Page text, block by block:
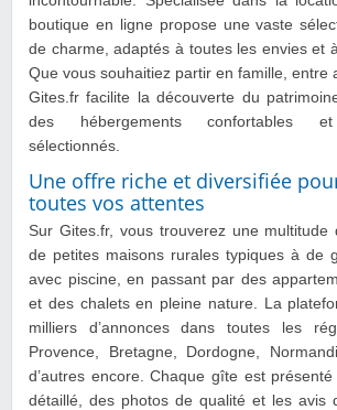
boutique en ligne propose une vaste
de charme, adaptés à toutes les envies et
Que vous souhaitiez partir en famille, entre
Gites.fr facilite la découverte du
des hébergements confortables et
sélectionnés.
Une offre riche et diversifiée
toutes vos attentes
Sur Gites.fr, vous trouverez une multitude
de petites maisons rurales typiques à de
avec piscine, en passant par des
et des chalets en pleine nature. La
milliers d’annonces dans toutes les
Provence, Bretagne, Dordogne,
d’autres encore. Chaque gîte est
détaillé, des photos de qualité et les avis